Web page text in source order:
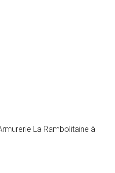
La Rambolitaine à